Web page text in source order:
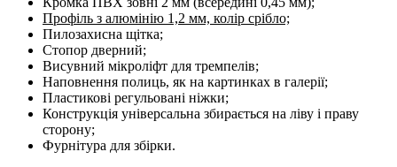
Профіль з алюмінію 1,2 мм, колір срібло;
Пилозахисна щітка;
Cтопор дверний;
Висувний мікроліфт для тремпелів;
Наповнення полиць, як на картинках в галерії;
Пластикові регульовані ніжки;
Конструкція універсальна збирається на ліву і праву
сторону;
Фурнітура для збірки.